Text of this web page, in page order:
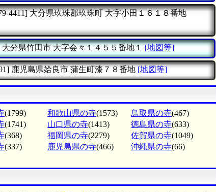
4411] 大分県玖珠郡玖珠町大字小田１６１８番地
大分県竹田市大字会々１４５５番地１ [地図等]
鹿児島県姶良市蒲生町漆７８番地 [地図等]
(1799) 和歌山県の寺(1573) 鳥取県の寺(467)
(1741) 山口県の寺(1413) 徳島県の寺(633)
(368) 福岡県の寺(2279) 佐賀県の寺(1049)
(337) 鹿児島県の寺(466) 沖縄県の寺(66)